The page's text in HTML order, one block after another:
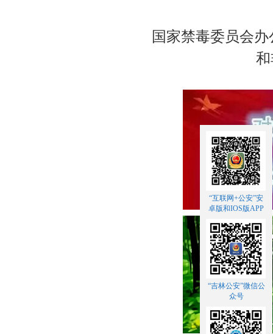
国家禁毒委员会
“互联网+公安”安
卓版和IOS版APP
“吉林公安”微信公
众号